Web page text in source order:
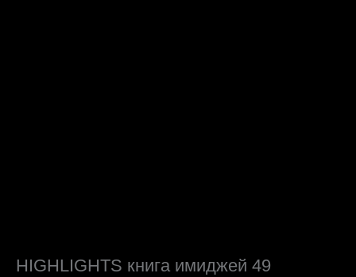
HIGHLIGHTS книга имиджей 49